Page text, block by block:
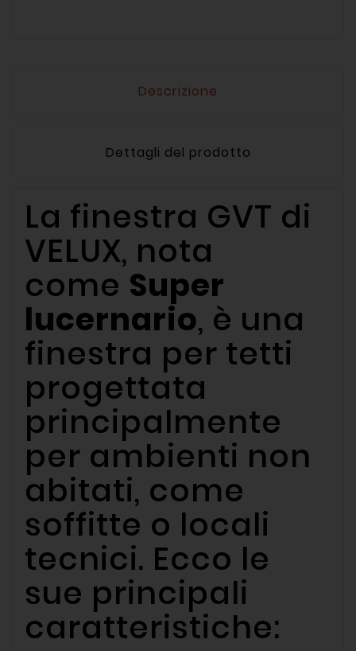
Descrizione
Dettagli del prodotto
La finestra GVT di
VELUX, nota
come Super
lucernario, è una
finestra per tetti
progettata
principalmente
per ambienti non
abitati, come
soffitte o locali
tecnici. Ecco le
sue principali
caratteristiche: